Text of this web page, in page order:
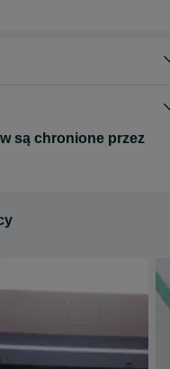
są chronione przez